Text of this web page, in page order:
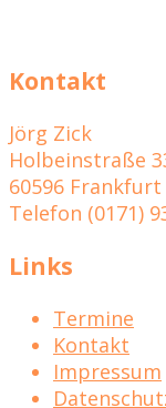
Kontakt
Jörg Zick
Holbeinstraße
60596
Telefon (0171)
Links
Termine
Kontakt
Impressum